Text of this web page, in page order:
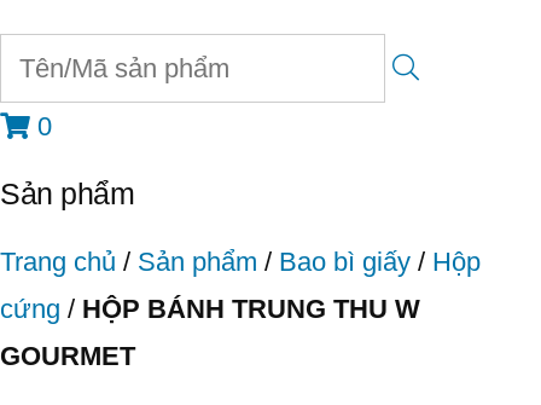
0
Sản phẩm
Trang chủ / Sản phẩm / Bao bì giấy / Hộp
cứng / HỘP BÁNH TRUNG THU W
GOURMET